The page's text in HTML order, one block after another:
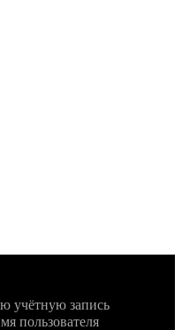
учётную запись
пользователя